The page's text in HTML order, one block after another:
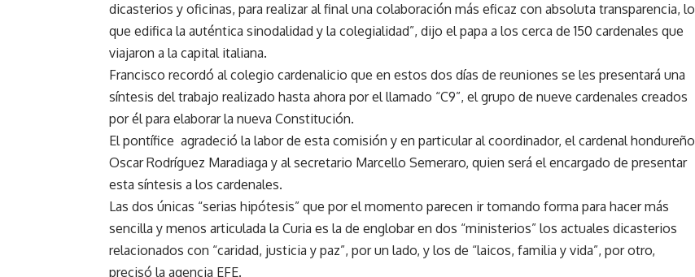
dicasterios y oficinas, para realizar al final una colaboración más eficaz con absoluta transparencia, lo
que edifica la auténtica sinodalidad y la colegialidad”, dijo el papa a los cerca de 150 cardenales que
viajaron a la capital italiana.
Francisco recordó al colegio cardenalicio que en estos dos días de reuniones se les presentará una
síntesis del trabajo realizado hasta ahora por el llamado “C9”, el grupo de nueve cardenales creados
por él para elaborar la nueva Constitución.
El pontífice agradeció la labor de esta comisión y en particular al coordinador, el cardenal hondureño
Oscar Rodríguez Maradiaga y al secretario Marcello Semeraro, quien será el encargado de presentar
esta síntesis a los cardenales.
Las dos únicas “serias hipótesis” que por el momento parecen ir tomando forma para hacer más
sencilla y menos articulada la Curia es la de englobar en dos “ministerios” los actuales dicasterios
relacionados con “caridad, justicia y paz”, por un lado, y los de “laicos, familia y vida”, por otro,
precisó la agencia EFE.